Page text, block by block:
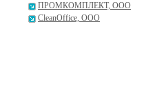
ПРОМКОМПЛЕКТ, ООО
CleanOffice, ООО